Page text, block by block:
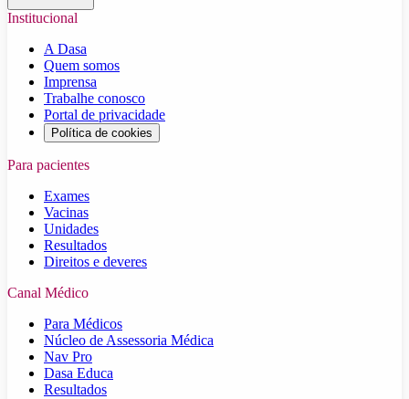
Institucional
A Dasa
Quem somos
Imprensa
Trabalhe conosco
Portal de privacidade
Política de cookies
Para pacientes
Exames
Vacinas
Unidades
Resultados
Direitos e deveres
Canal Médico
Para Médicos
Núcleo de Assessoria Médica
Nav Pro
Dasa Educa
Resultados